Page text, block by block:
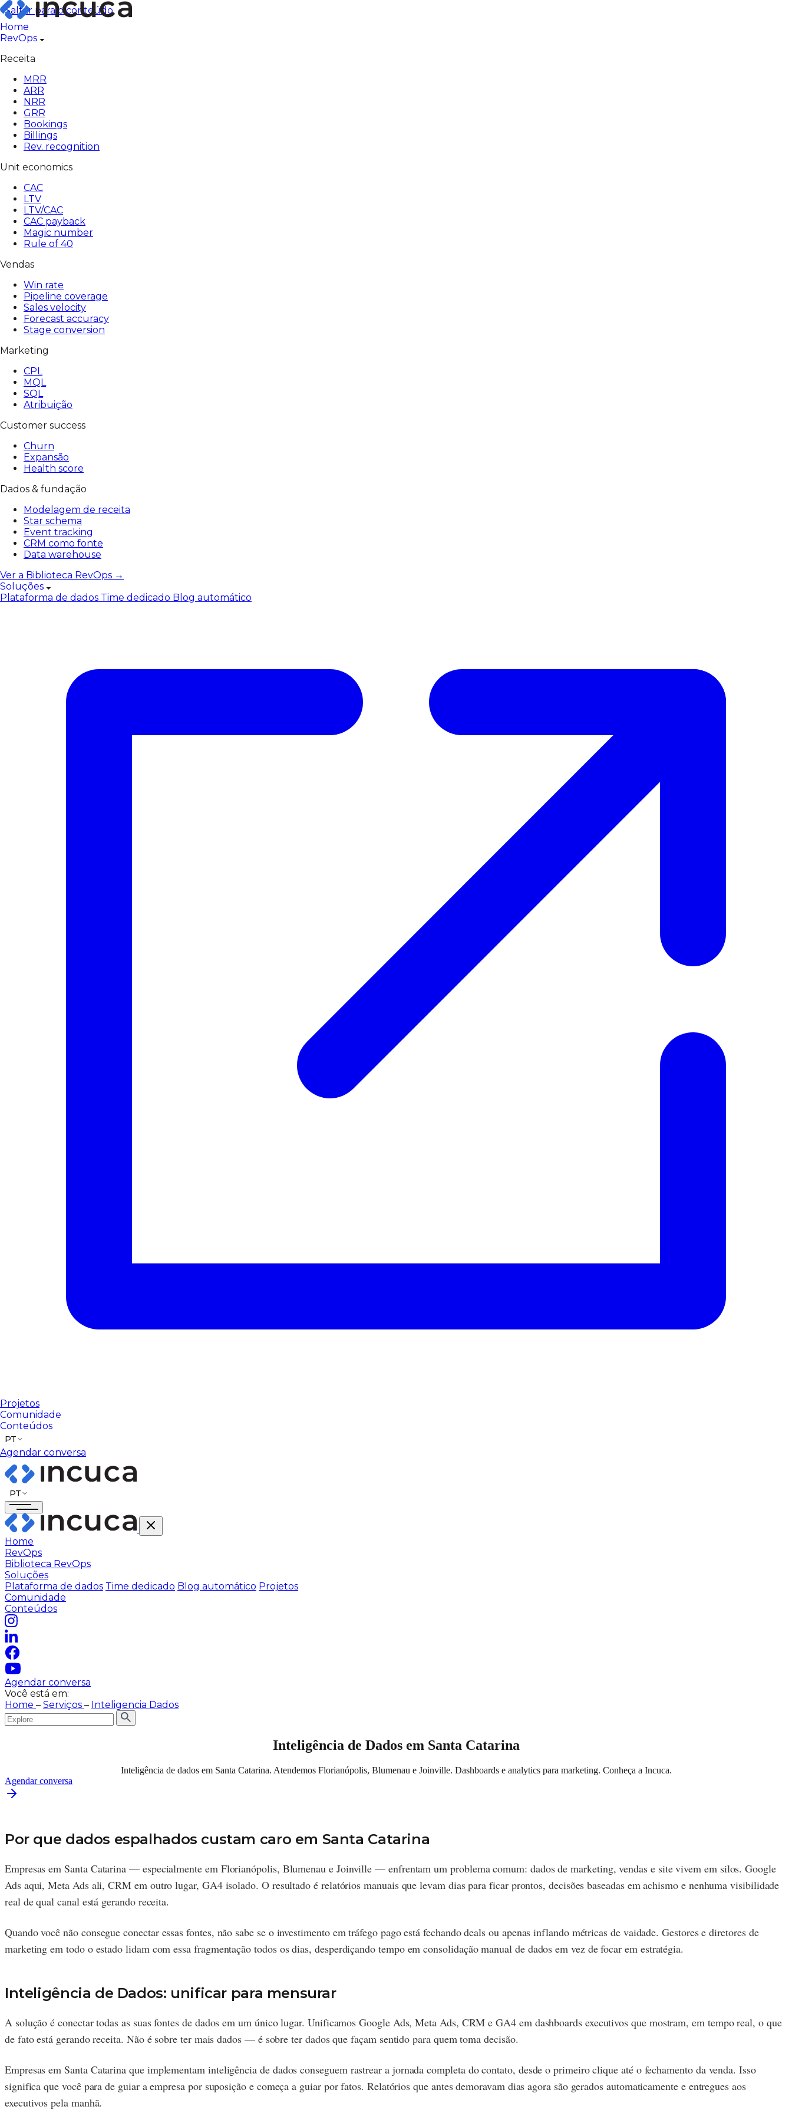
Pular
para
o
conteúdo
Saltar para o conteúdo
Home
RevOps
Receita
MRR
ARR
NRR
GRR
Bookings
Billings
Rev. recognition
Unit economics
CAC
LTV
LTV/CAC
CAC payback
Magic number
Rule of 40
Vendas
Win rate
Pipeline coverage
Sales velocity
Forecast accuracy
Stage conversion
Marketing
CPL
MQL
SQL
Atribuição
Customer success
Churn
Expansão
Health score
Dados & fundação
Modelagem de receita
Star schema
Event tracking
CRM como fonte
Data warehouse
Ver a Biblioteca RevOps →
Soluções
Plataforma de dados Time dedicado Blog automático
Projetos
Comunidade
Conteúdos
PT
Agendar conversa
PT
Home
RevOps
Biblioteca RevOps
Soluções
Plataforma de dados Time dedicado Blog automático Projetos
Comunidade
Conteúdos
Agendar conversa
Você está em:
Home – Serviços – Inteligencia Dados
Inteligência de Dados em Santa Catarina
Inteligência de dados em Santa Catarina. Atendemos Florianópolis, Blumenau e Joinville. Dashboards e analytics para marketing. Conheça a Incuca.
Agendar conversa
Por que dados espalhados custam caro em Santa Catarina
Empresas em Santa Catarina — especialmente em Florianópolis, Blumenau e Joinville — enfrentam um problema comum: dados de marketing, vendas e site vivem em silos. Google
Ads aqui, Meta Ads ali, CRM em outro lugar, GA4 isolado. O resultado é relatórios manuais que levam dias para ficar prontos, decisões baseadas em achismo e nenhuma visibilidade
real de qual canal está gerando receita.
Quando você não consegue conectar essas fontes, não sabe se o investimento em tráfego pago está fechando deals ou apenas inflando métricas de vaidade. Gestores e diretores de
marketing em todo o estado lidam com essa fragmentação todos os dias, desperdiçando tempo em consolidação manual de dados em vez de focar em estratégia.
Inteligência de Dados: unificar para mensurar
A solução é conectar todas as suas fontes de dados em um único lugar. Unificamos Google Ads, Meta Ads, CRM e GA4 em dashboards executivos que mostram, em tempo real, o que
de fato está gerando receita. Não é sobre ter mais dados — é sobre ter dados que façam sentido para quem toma decisão.
Empresas em Santa Catarina que implementam inteligência de dados conseguem rastrear a jornada completa do contato, desde o primeiro clique até o fechamento da venda. Isso
significa que você para de guiar a empresa por suposição e começa a guiar por fatos. Relatórios que antes demoravam dias agora são gerados automaticamente e entregues aos
executivos pela manhã.